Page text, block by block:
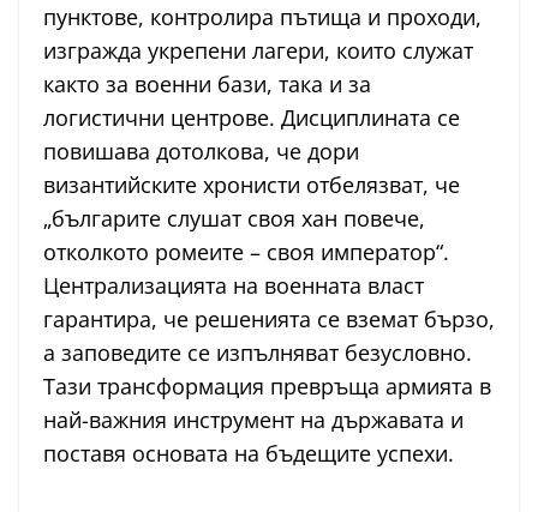
пунктове, контролира пътища и проходи,
изгражда укрепени лагери, които служат
както за военни бази, така и за
логистични центрове. Дисциплината се
повишава дотолкова, че дори
византийските хронисти отбелязват, че
„българите слушат своя хан повече,
отколкото ромеите – своя император“.
Централизацията на военната власт
гарантира, че решенията се вземат бързо,
а заповедите се изпълняват безусловно.
Тази трансформация превръща армията в
най-важния инструмент на държавата и
поставя основата на бъдещите успехи.